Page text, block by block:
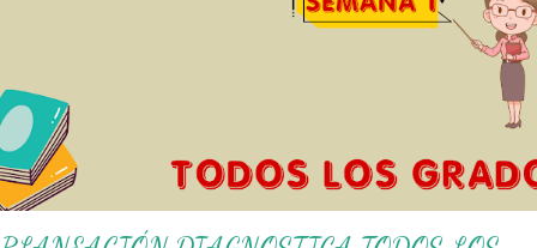
recordándoles que nosotros solo los compartimos con fines educativos,
didácticos e informativos. ☺️ Obtén documento completo aquí 👇👇 👇